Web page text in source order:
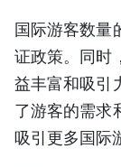
国际游客数量
证政策。同时
益丰富和吸引
了游客的需求
吸引更多国际